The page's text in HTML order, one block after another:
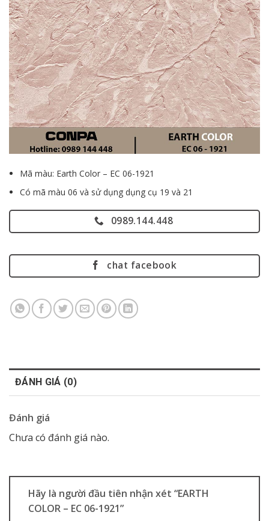
Mã màu: Earth Color – EC 06-1921
Có mã màu 06 và sử dụng dụng cụ 19 và 21
0989.144.448
chat facebook
ĐÁNH GIÁ (0)
Đánh giá
Chưa có đánh giá nào.
Hãy là người đầu tiên nhận xét “EARTH
COLOR – EC 06-1921”